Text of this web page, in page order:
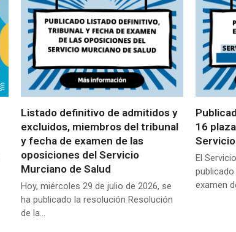
Listado definitivo de admitidos y
excluidos, miembros del tribunal
y fecha de examen de las
oposiciones del Servicio
Murciano de Salud
Hoy, miércoles 29 de julio de 2026, se
ha publicado la resolución Resolución
de la…
16
El
examen